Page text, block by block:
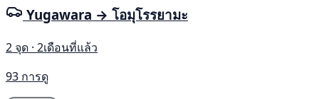
Yugawara → โอมุโรรยามะ
2 จุด · 2เดือนที่แล้ว
93 การดู